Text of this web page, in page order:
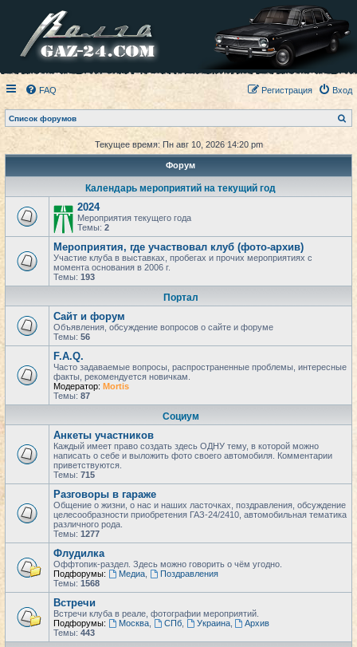
FAQ Вход
Регистрация
Список форумов
о
к
Текущее время: Пн авг 10, 2026 14:20 pm
Форум
Календарь мероприятий на текущий год
2024
Мероприятия текущего года
Темы: 2
Мероприятия, где участвовал клуб (фото-архив)
Участие клуба в выставках, пробегах и прочих мероприятиях с
момента основания в 2006 г.
Темы: 193
Портал
Сайт и форум
Объявления, обсуждение вопросов о сайте и форуме
Темы: 56
F.A.Q.
Часто задаваемые вопросы, распространенные проблемы, интересные
факты, рекомендуется новичкам.
Модератор: Mortis
Темы: 87
Социум
Анкеты участников
Каждый имеет право создать здесь ОДНУ тему, в которой можно
написать о себе и выложить фото своего автомобиля. Комментарии
приветствуются.
Темы: 715
Разговоры в гараже
Общение о жизни, о нас и наших ласточках, поздравления, обсуждение
целесообразности приобретения ГАЗ-24/2410, автомобильная тематика
различного рода.
Темы: 1277
Флудилка
Оффтопик-раздел. Здесь можно говорить о чём угодно.
Подфорумы:
Медиа,
Поздравления
Темы: 1568
Встречи
Встречи клуба в реале, фотографии мероприятий.
Подфорумы:
Москва, СПб, Украина,
Архив
Темы: 443